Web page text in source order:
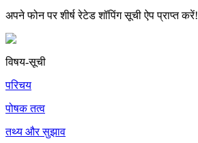
अपने फोन पर शीर्ष रेटेड शॉपिंग सूची ऐप प्राप्त करें!
विषय-सूची
परिचय
पोषक तत्व
तथ्य और सुझाव